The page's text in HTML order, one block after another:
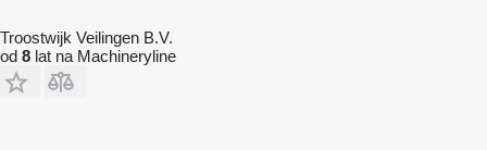
Troostwijk Veilingen B.V.
od 8 lat na Machineryline